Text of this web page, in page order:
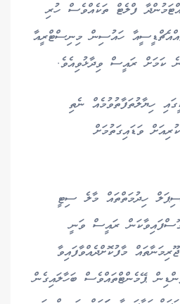
ފްލެޓް ތަކެއްވެސް ހުރި
ހައުސިން މިނިސްޓްރީއާ
ކަމަށް ރައީސް ވިދާޅުވިއެވެ.
ހިޔާލުތަފާތުވުމެއް ނެތި
ވަޑައިގަތުމަށް
ހިދުމަތްތައް މާލެ ސިޓީ
ރައީސް ވަނީ
މާފުކޮށްދެއްވާފައިވާ
ޕޭމެންޓްތައްވެސް ބަހާލައިގެން